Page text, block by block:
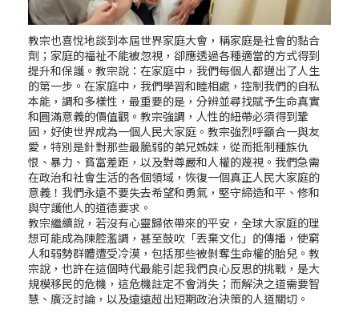
教宗也喜悅地談到本屆世界家庭大會，稱家庭是社會的黏合
劑；家庭的福祉不能被忽視，卻應透過各種適當的方式得到
提升和保護。教宗說：在家庭中，我們每個人都邁出了人生
的第一步。在家庭中，我們學習和睦相處，控制我們的自私
本能，調和多樣性，最重要的是，分辨並尋找賦予生命真實
和圓滿意義的價值觀。教宗強調，人性的紐帶必須得到鞏
固，好使世界成為一個人民大家庭。教宗強烈呼籲合一與友
愛，特別是針對那些最脆弱的弟兄姊妹，從而抵制種族仇
恨、暴力、貧富差距，以及對尊嚴和人權的蔑視。我們急需
在政治和社會生活的各個領域，恢復一個真正人民大家庭的
意義！我們永遠不要失去希望和勇氣，堅守締造和平、修和
與守護他人的道德要求。
教宗繼續說，若沒有心靈歸依帶來的平安，全球大家庭的理
想可能成為陳腔濫調，甚至鼓吹「丟棄文化」的傳播，使窮
人和弱勢群體遭受冷漠，包括那些被剝奪生命權的胎兒。教
宗說，也許在這個時代最能引起我們良心反思的挑戰，是大
規模移民的危機，這危機註定不會消失；而解決之道需要智
慧、廣泛討論，以及遠遠超出短期政治決策的人道關切。